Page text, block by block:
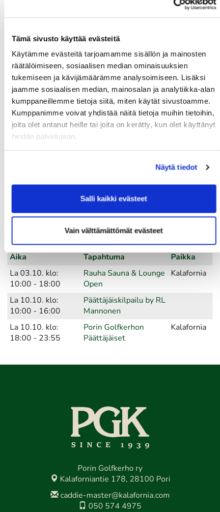
Tämä sivusto käyttää evästeitä
Käytämme evästeitä tarjoamamme sisällön ja mainosten
räätälöimiseen, sosiaalisen median ominaisuuksien
tukemiseen ja kävijämäärämme analysoimiseen. Lisäksi
jaamme sosiaalisen median, mainosalan ja analytiikka-alan
kumppaneillemme tietoja siitä, miten käytät sivustoamme.
Kumppanimme voivat yhdistää näitä tietoja muihin tietoihin,
joita olet antanut heille tai joita on kerätty, kun olet käyttänyt
heidän palvelujaan.
Näytä tiedot
Salli kaikki evästeet
Vain välttämättömät evästeet
Su 13.09. klo:
14:00 - 19:00
Noormarkun
Mestaruus
Ma 14.09. klo:
17:00 - 20:00
Pariskuntagolf 7/7 Kalafornia
Ti 15.09. klo:
07:00 - 21:00
Senioritiistai 17 Kalafornia
To 17.09. klo:
09:00 - 17:00
Senioreiden
Golf
Ti 22.09. klo:
Senioritiistai 18 Kalafornia
La 26.09. klo:
Porin Ässät Open Kalafornia
Aika Tapahtuma Paikka
La 03.10. klo:
10:00 - 18:00
Rauha Sauna & Lounge
Open
Kalafornia
La 10.10. klo:
10:00 - 16:00
Päättäjäiskilpailu by RL
Mannonen
La 10.10. klo:
18:00 - 23:55
Porin Golfkerhon
Päättäjäiset
Kalafornia
Porin Golfkerho ry
Kalaforniantie 178, 28100 Pori
caddie-master@kalafornia.com
050 574 4975